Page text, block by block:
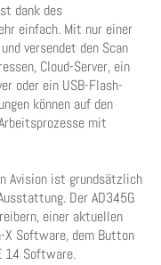
dank des
einfach. Mit nur einer
versendet den Scan
Cloud-Server, ein
oder ein USB-Flash-
können auf den
mit
Avision ist grundsätzlich
Der AD345G
einer aktuellen
X Software, dem Button
14 Software.